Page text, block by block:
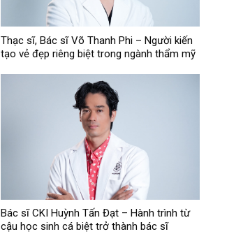
Thạc sĩ, Bác sĩ Võ Thanh Phi – Người kiến
tạo vẻ đẹp riêng biệt trong ngành thẩm mỹ
Bác sĩ CKI Huỳnh Tấn Đạt – Hành trình từ
cậu học sinh cá biệt trở thành bác sĩ